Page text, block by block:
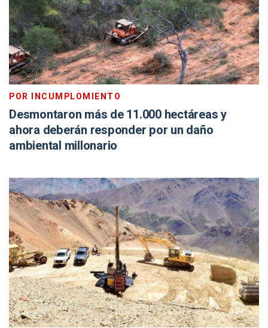
POR INCUMPLOMIENTO
Desmontaron más de 11.000 hectáreas y
ahora deberán responder por un daño
ambiental millonario